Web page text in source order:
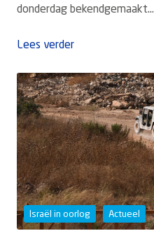
donderdag bekendgemaakt...
Lees verder
Israël in oorlog Actueel